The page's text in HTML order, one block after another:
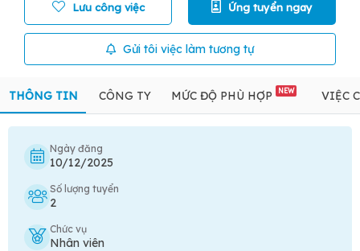
Lưu công việc Ứng tuyển ngay
Gửi tôi việc làm tương tự
THÔNG TIN CÔNG TY MỨC ĐỘ PHÙ HỢP NEW VIỆC
Ngày đăng
10/12/2025
Số lượng tuyển
2
Chức vụ
Nhân viên